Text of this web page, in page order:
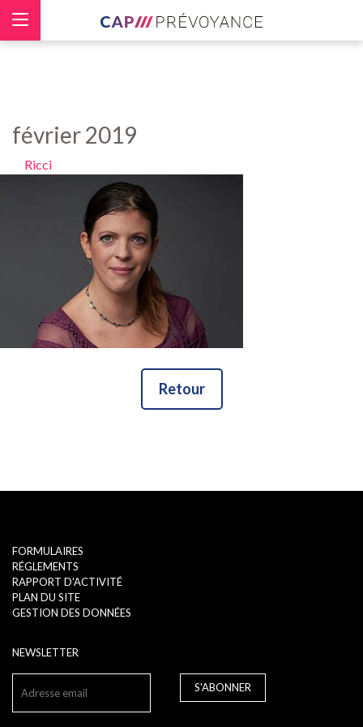
février 2019
Ricci
Retour
FORMULAIRES
RÉGLEMENTS
RAPPORT D'ACTIVITÉ
PLAN DU SITE
GESTION DES DONNÉES
NEWSLETTER
S'ABONNER
Panneau de gestion des cookies